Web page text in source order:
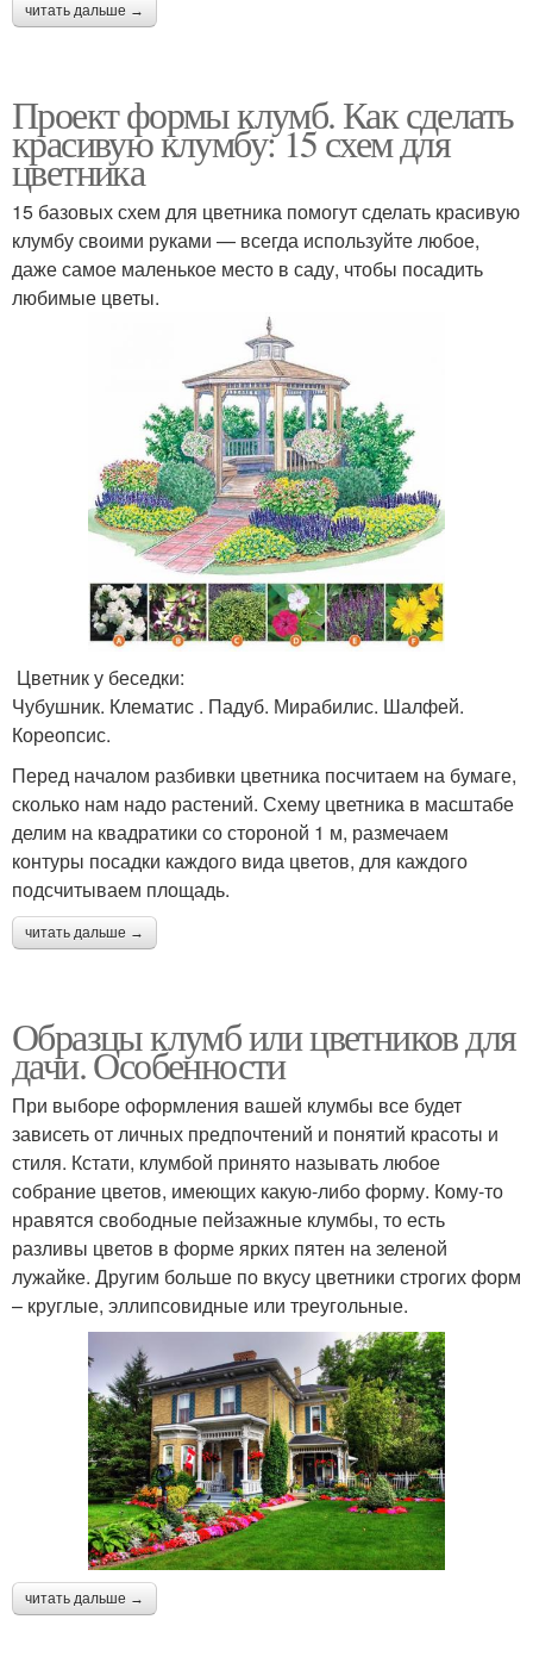
читать дальше →
Проект формы клумб. Как сделать
красивую клумбу: 15 схем для
цветника
15 базовых схем для цветника помогут сделать красивую
клумбу своими руками — всегда используйте любое,
даже самое маленькое место в саду, чтобы посадить
любимые цветы.
Цветник у беседки:
Чубушник. Клематис . Падуб. Мирабилис. Шалфей.
Кореопсис.
Перед началом разбивки цветника посчитаем на бумаге,
сколько нам надо растений. Схему цветника в масштабе
делим на квадратики со стороной 1 м, размечаем
контуры посадки каждого вида цветов, для каждого
подсчитываем площадь.
читать дальше →
Образцы клумб или цветников для
дачи. Особенности
При выборе оформления вашей клумбы все будет
зависеть от личных предпочтений и понятий красоты и
стиля. Кстати, клумбой принято называть любое
собрание цветов, имеющих какую-либо форму. Кому-то
нравятся свободные пейзажные клумбы, то есть
разливы цветов в форме ярких пятен на зеленой
лужайке. Другим больше по вкусу цветники строгих форм
– круглые, эллипсовидные или треугольные.
читать дальше →